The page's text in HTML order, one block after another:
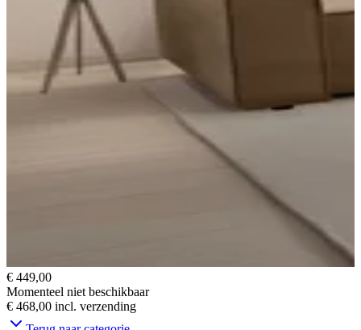
€ 449,00
Momenteel niet beschikbaar
€ 468,00 incl. verzending